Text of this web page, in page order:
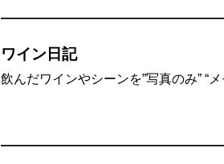
ワイン日記
飲んだワインやシーンを”写真のみ” “